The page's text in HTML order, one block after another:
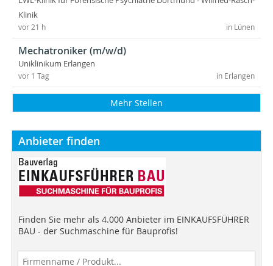
Klinik
in Lünen
vor 21 h
Mechatroniker (m/w/d)
Uniklinikum Erlangen
in Erlangen
vor 1 Tag
Mehr Stellen
Anbieter finden
Finden Sie mehr als 4.000 Anbieter im EINKAUFSFÜHRER
BAU - der Suchmaschine für Bauprofis!